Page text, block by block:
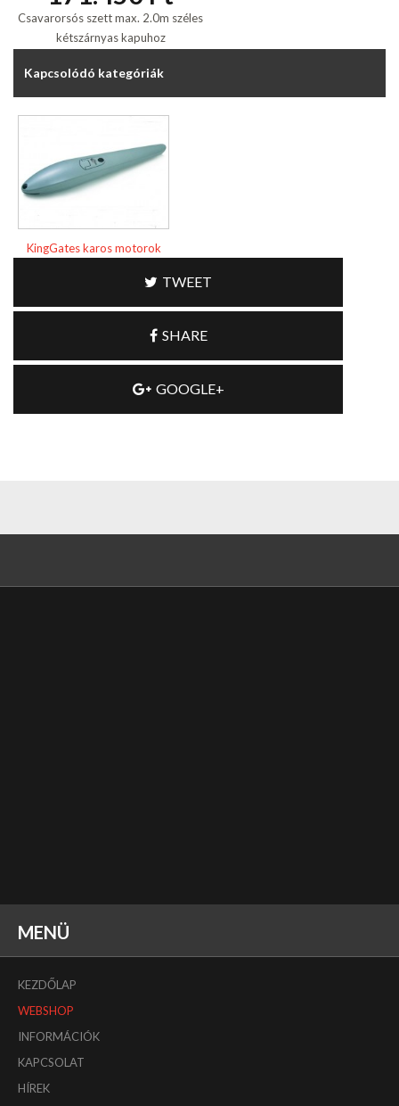
Csavarorsós szett max. 2.0m széles
kétszárnyas kapuhoz
Kapcsolódó kategóriák
KingGates karos motorok
TWEET
SHARE
GOOGLE+
MENÜ
KEZDŐLAP
WEBSHOP
INFORMÁCIÓK
KAPCSOLAT
HÍREK